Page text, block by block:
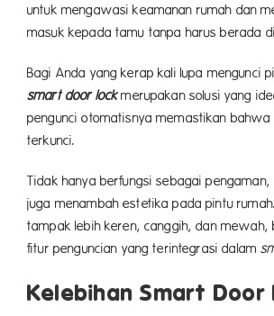
untuk mengawasi keamanan rumah dan
masuk kepada tamu tanpa harus berada
Bagi Anda yang kerap kali lupa mengunci
smart door lockmerupakan solusi yang
pengunci otomatisnya memastikan bahwa
terkunci.
Tidak hanya berfungsi sebagai pengaman,
juga menambah estetika pada pintu
tampak lebih keren, canggih, dan
fitur penguncian yang terintegrasi dalam
Kelebihan Smart Door